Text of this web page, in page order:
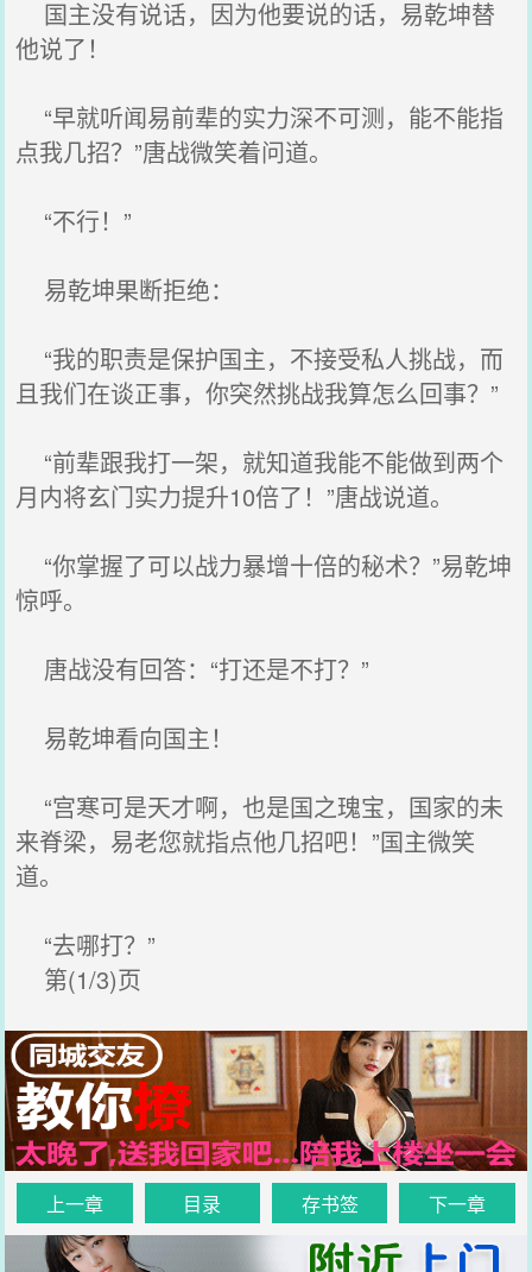
国主没有说话，因为他要说的话，易乾坤替
他说了！
“早就听闻易前辈的实力深不可测，能不能指
点我几招？”唐战微笑着问道。
“不行！”
易乾坤果断拒绝：
“我的职责是保护国主，不接受私人挑战，而
且我们在谈正事，你突然挑战我算怎么回事？”
“前辈跟我打一架，就知道我能不能做到两个
月内将玄门实力提升10倍了！”唐战说道。
“你掌握了可以战力暴增十倍的秘术？”易乾坤
惊呼。
唐战没有回答：“打还是不打？”
易乾坤看向国主！
“宫寒可是天才啊，也是国之瑰宝，国家的未
来脊梁，易老您就指点他几招吧！”国主微笑
道。
“去哪打？”
第(1/3)页
上一章 目录 存书签 下一章